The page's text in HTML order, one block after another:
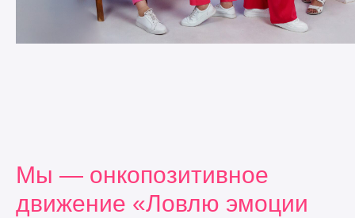
Мы — онкопозитивное
движение «Ловлю эмоции